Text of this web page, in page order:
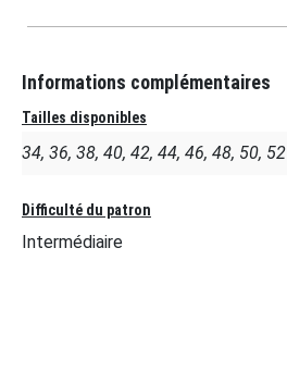
Informations complémentaires
Tailles disponibles
34, 36, 38, 40, 42, 44, 46, 48, 50, 52
Difficulté du patron
Intermédiaire